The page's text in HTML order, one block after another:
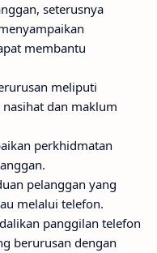
seterusnya
membantu
meliputi
dan maklum
perkhidmatan
pelanggan yang
melalui telefon.
panggilan telefon
berurusan dengan